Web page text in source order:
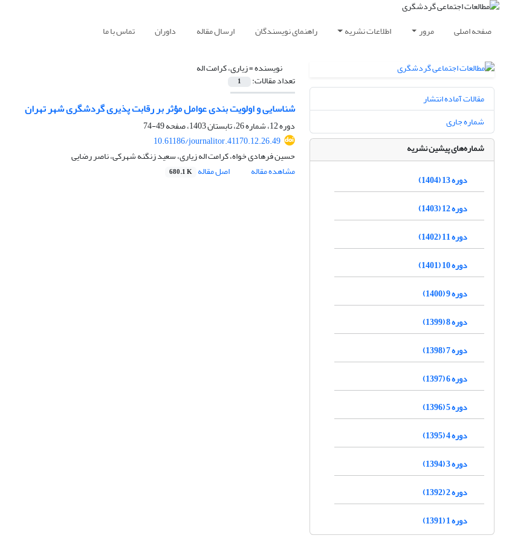
صفحه اصلی مرور اطلاعات نشریه راهنمای نویسندگان ارسال مقاله داوران تماس با ما
نویسنده =زیاری، کرامت اله
تعداد مقالات: 1
شناسایی و اولویت بندی عوامل مؤثر بر رقابت پذیری گردشگری شهر تهران
دوره 12، شماره 26، تابستان 1403، صفحه
49-74
10.61186/journalitor.41170.12.26.49
حسین فرهادی خواه، کرامت اله زیاری، سعید زنگنه شهرکی، ناصر رضایی
مشاهده مقاله
اصل مقاله 680.1 K
مقالات آماده انتشار
شماره جاری
شماره‌های پیشین نشریه
دوره 13 (1404)
دوره 12 (1403)
دوره 11 (1402)
دوره 10 (1401)
دوره 9 (1400)
دوره 8 (1399)
دوره 7 (1398)
دوره 6 (1397)
دوره 5 (1396)
دوره 4 (1395)
دوره 3 (1394)
دوره 2 (1392)
دوره 1 (1391)